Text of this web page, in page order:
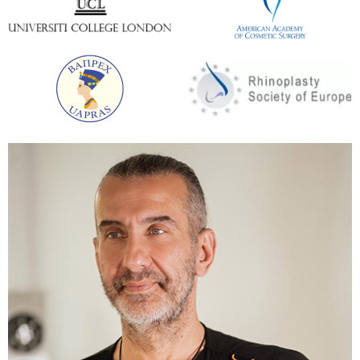
питание).
Использование некачественных уходовых
Особенности не хирургической
подтяжки дряблой кожи Body Tite
Body Tite – по-настоящему революционное
изобретение, которое можно с полной
уверенностью назвать настоящим прорывом в
области коррекции тела. Данная процедура
позволит избавиться от излишков отложений
жира в проблемных зонах, а также
восстановить безупречную упругость кожи.
Эта технология позволяет уменьшить
отложения жира, с которыми нереально
«расстаться» с помощью физических
упражнений и диеты. Одновременно с этим